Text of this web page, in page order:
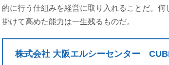
的に行う仕組みを経営に取り入れることだ。
掛けて高めた能力は一生残るものだ。
株式会社 大阪エルシーセンター